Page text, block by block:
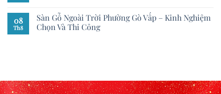
08
Th8
Sàn Gỗ Ngoài Trời Phường Gò Vấp – Kinh Nghiệm
Chọn Và Thi Công